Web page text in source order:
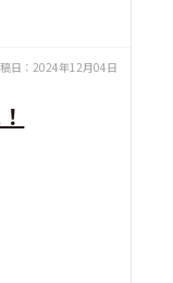
日： 2024年12月04日